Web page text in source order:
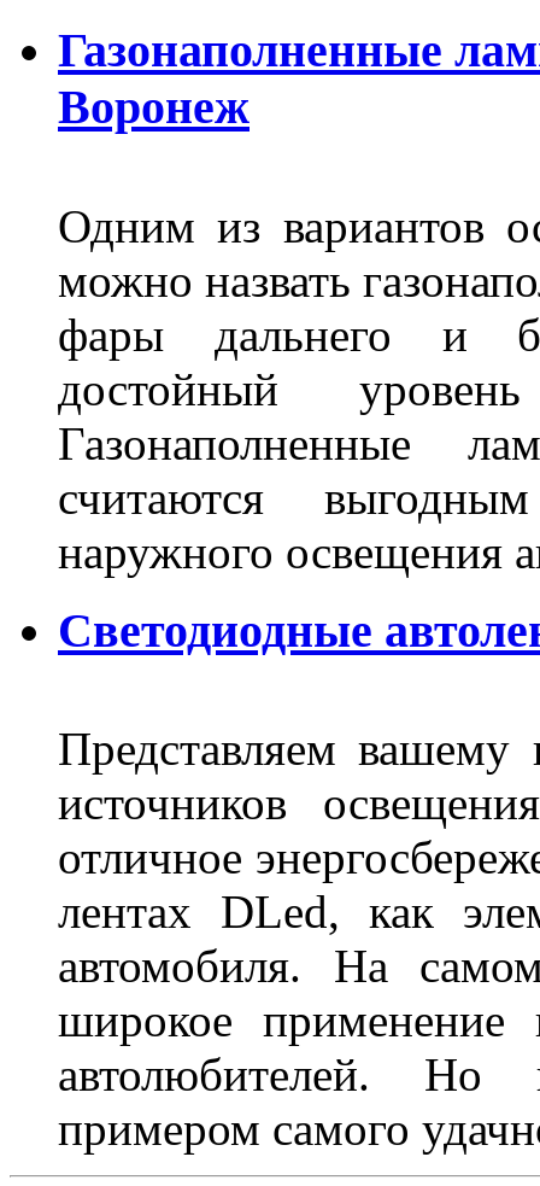
Газонаполненные
Воронеж
Одним из вариантов
можно назвать
фары дальнего и
достойный
Газонаполненные
считаются
наружного освещения
Светодиодные
Представляем
источников
отличное
лентах DLed, как
автомобиля. На
широкое
автолюбителей. Но
примером самого